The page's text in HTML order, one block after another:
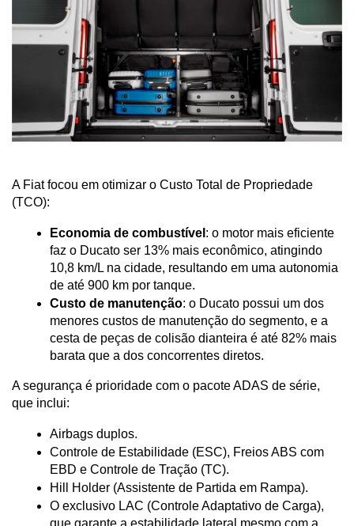
A Fiat focou em otimizar o Custo Total de Propriedade
(TCO):
Economia de combustível : o motor mais eficiente
faz o Ducato ser 13% mais econômico, atingindo
10,8 km/L na cidade, resultando em uma autonomia
de até 900 km por tanque.
Custo de manutenção: o Ducato possui um dos
menores custos de manutenção do segmento, e a
cesta de peças de colisão dianteira é até 82% mais
barata que a dos concorrentes diretos.
A segurança é prioridade com o pacote ADAS de série,
que inclui:
Airbags duplos.
Controle de Estabilidade (ESC), Freios ABS com
EBD e Controle de Tração (TC).
Hill Holder (Assistente de Partida em Rampa).
O exclusivo LAC (Controle Adaptativo de Carga),